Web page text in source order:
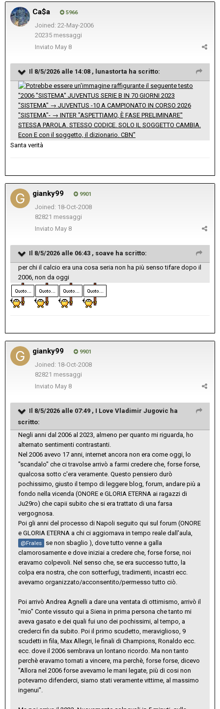
Ca$a 5966
Joined: 22-May-2006
20235 messaggi
Inviato May 8
Il 8/5/2026 alle 14:08 , lunastorta ha scritto:
Santa verità
gianky99 9901
Joined: 18-Oct-2008
82821 messaggi
Inviato May 8
Il 8/5/2026 alle 06:43 , soave ha scritto:
per chi il calcio era una cosa seria non ha più senso tifare dopo il
2006, non da oggi
gianky99 9901
Joined: 18-Oct-2008
82821 messaggi
Inviato May 8
Il 8/5/2026 alle 07:49 , I Love Vladimir Jugovic ha
scritto:
Negli anni dal 2006 al 2023, almeno per quanto mi riguarda, ho
alternato sentimenti contrastanti.
Nel 2006 avevo 17 anni, internet ancora non era come oggi, lo
"scandalo" che ci travolse arrivò a farmi credere che, forse forse,
qualcosa sotto c'era veramente. Questo pensiero durò
pochissimo, giusto il tempo di leggere blog, forum, andare più a
fondo nella vicenda (ONORE e GLORIA ETERNA ai ragazzi di
Ju29ro) che capii subito che si era trattato di una farsa
vergognosa.
Poi gli anni del processo di Napoli seguito qui sul forum (ONORE
e GLORIA ETERNA a chi ci aggiornava in tempo reale dall'aula,
@Frales
se non sbaglio ), dove tutto venne a galla
clamorosamente e dove iniziai a credere che, forse forse, noi
eravamo colpevoli. Nel senso che, se era successo tutto, la
colpa era nostra, che con sotterfugi, tradimenti, incastri ecc.
avevamo organizzato/acconsentito/permesso tutto ciò.
Poi arrivò Andrea Agnelli a dare una ventata di ottimismo, arrivò il
"mio" Conte vissuto qui a Siena in prima persona che tanto mi
aveva gasato e dei quali fui uno dei pochissimi, al tempo, a
crederci fin da subito. Poi il primo scudetto, meraviglioso, 9
scudetti in fila, Max Allegri, le finali di Champions, Ronaldo ecc.
ecc. dove il 2006 sembrava un lontano ricordo. Ma non tanto
perchè eravamo tornati a vincere, ma perchè, forse forse, dicevo
"Allora nel 2006 forse avevamo le mani legate, più di cosi non
potevamo difenderci, siamo stati veramente vittime, al massimo
ingenui".